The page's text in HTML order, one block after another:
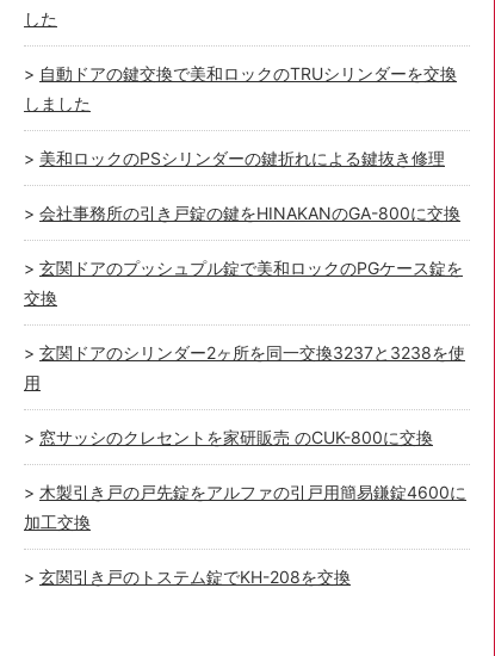
した
自動ドアの鍵交換で美和ロックのTRUシリンダーを交換
しました
美和ロックのPSシリンダーの鍵折れによる鍵抜き修理
会社事務所の引き戸錠の鍵をHINAKANのGA-800に交換
玄関ドアのプッシュプル錠で美和ロックのPGケース錠を
交換
玄関ドアのシリンダー2ヶ所を同一交換3237と3238を使
用
窓サッシのクレセントを家研販売 のCUK-800に交換
木製引き戸の戸先錠をアルファの引戸用簡易鎌錠4600に
加工交換
玄関引き戸のトステム錠でKH-208を交換